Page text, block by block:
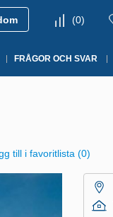
(0)
FRÅGOR OCH SVAR
till i favoritlista (0)